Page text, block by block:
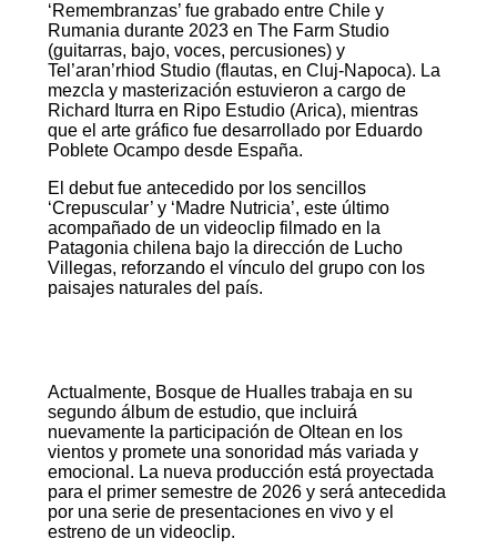
‘Remembranzas’ fue grabado entre Chile y
Rumania durante 2023 en The Farm Studio
(guitarras, bajo, voces, percusiones) y
Tel’aran’rhiod Studio (flautas, en Cluj-Napoca). La
mezcla y masterización estuvieron a cargo de
Richard Iturra en Ripo Estudio (Arica), mientras
que el arte gráfico fue desarrollado por Eduardo
Poblete Ocampo desde España.
El debut fue antecedido por los sencillos
‘Crepuscular’ y ‘Madre Nutricia’, este último
acompañado de un videoclip filmado en la
Patagonia chilena bajo la dirección de Lucho
Villegas, reforzando el vínculo del grupo con los
paisajes naturales del país.
Actualmente, Bosque de Hualles trabaja en su
segundo álbum de estudio, que incluirá
nuevamente la participación de Oltean en los
vientos y promete una sonoridad más variada y
emocional. La nueva producción está proyectada
para el primer semestre de 2026 y será antecedida
por una serie de presentaciones en vivo y el
estreno de un videoclip.